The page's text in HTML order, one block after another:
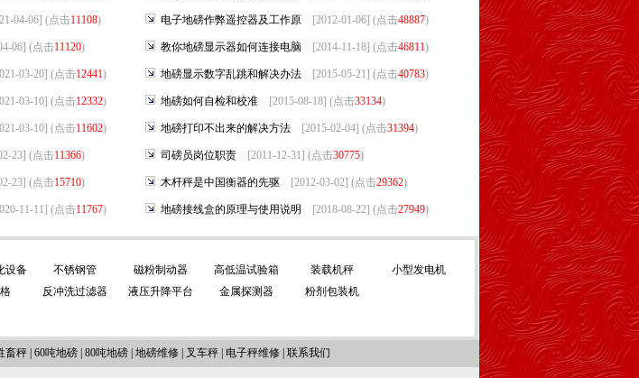
04-06] (点击11108)
06] (点击11120)
03-20] (点击12441)
03-10] (点击12332)
03-10] (点击11602)
23] (点击11366)
23] (点击15710)
11-11] (点击11767)
电子地磅作弊遥控器及工作原 [2012-01-06] (点击48887)
教你地磅显示器如何连接电脑 [2014-11-18] (点击46811)
地磅显示数字乱跳和解决办法 [2015-05-21] (点击40783)
地磅如何自检和校准 [2015-08-18] (点击33134)
地磅打印不出来的解决方法 [2015-02-04] (点击31394)
司磅员岗位职责 [2011-12-31] (点击30775)
木杆秤是中国衡器的先驱 [2012-03-02] (点击29362)
地磅接线盒的原理与使用说明 [2018-08-22] (点击27949)
设备 不锈钢管 磁粉制动器 高低温试验箱 装载机秤
小型发电机
反冲洗过滤器 液压升降平台 金属探测器 粉剂包装机
畜秤 60吨地磅 80吨地磅 地磅维修 叉车秤 电子秤维修 联系我们